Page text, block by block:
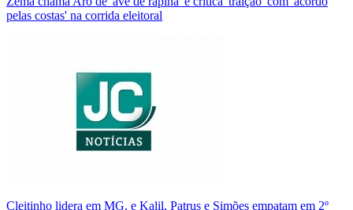
pelas costas' na corrida eleitoral
Cleitinho lidera em MG, e Kalil, Patrus e Simões empatam em 2º